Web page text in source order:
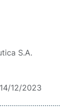
S.A.
12/2023